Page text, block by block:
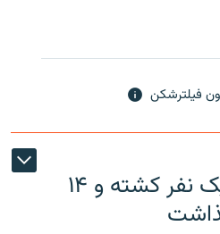
فیلترشکن
تیراندازی در تورنتو یک نفر کشته و ۱۴